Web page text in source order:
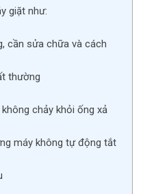
giặt như:
cần sửa chữa và cách
thường
chảy khỏi ống xả
máy không tự động tắt